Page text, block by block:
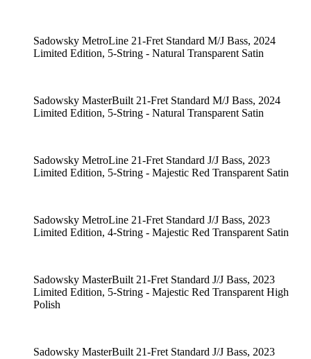
Sadowsky MetroLine 21-Fret Standard M/J Bass, 2024
Limited Edition, 5-String - Natural Transparent Satin
Sadowsky MasterBuilt 21-Fret Standard M/J Bass, 2024
Limited Edition, 5-String - Natural Transparent Satin
Sadowsky MetroLine 21-Fret Standard J/J Bass, 2023
Limited Edition, 5-String - Majestic Red Transparent Satin
Sadowsky MetroLine 21-Fret Standard J/J Bass, 2023
Limited Edition, 4-String - Majestic Red Transparent Satin
Sadowsky MasterBuilt 21-Fret Standard J/J Bass, 2023
Limited Edition, 5-String - Majestic Red Transparent High
Polish
Sadowsky MasterBuilt 21-Fret Standard J/J Bass, 2023